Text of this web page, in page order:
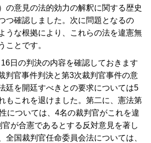
の意見の法的効力の解釈に関する歴史
つ確認しました。次に問題となるの
うな根拠により、これらの法を違憲無
ことです。
日の判決の内容を確認しておきます
判官事件判決と第3次裁判官事件の意
廷を開廷すべきとの要求については5
もこれを退けました。第二に、憲法第
については、4名の裁判官がこれを違
が合憲であるとする反対意見を著し
全国裁判官任命委員会法については、